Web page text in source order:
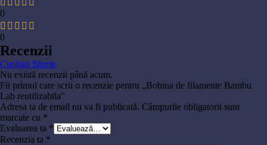
0
0
Recenzii
Curățați filtrele
Nu există recenzii până acum.
Fii primul care scrii o recenzie pentru „Bobina de filamente Bambu
Lab reutilizabila”
Adresa ta de email nu va fi publicată. Câmpurile obligatorii sunt
marcate cu *
Evaluarea ta *
Recenzia ta *